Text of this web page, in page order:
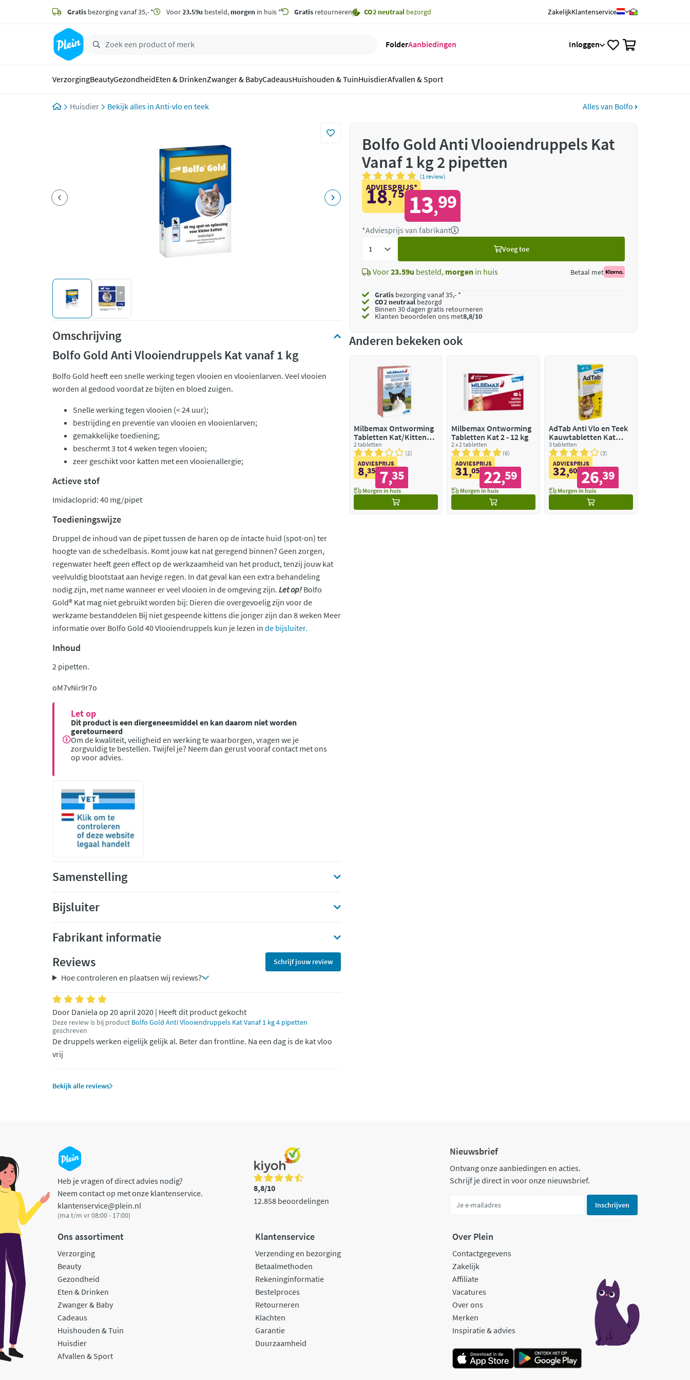
zoeken
hoofdinhoud
Gratis bezorging vanaf 35,- * Voor23.59u besteld, morgen in huis * Gratis retourneren CO2 neutraal bezorgd ZakelijkKlantenservice
FolderAanbiedingen Inloggen
VerzorgingBeautyGezondheidEten & DrinkenZwanger & BabyCadeausHuishouden & TuinHuisdierAfvallen & Sport
Huisdier Anti-vlo en teek Alles van Bolfo
Omschrijving
Bolfo Gold Anti Vlooiendruppels Kat vanaf 1 kg
Bolfo Gold heeft een snelle werking tegen vlooien en vlooienlarven. Veel vlooien
worden al gedood voordat ze bijten en bloed zuigen.
Snelle werking tegen vlooien (< 24 uur);
bestrijding en preventie van vlooien en vlooienlarven;
gemakkelijke toediening;
beschermt 3 tot 4 weken tegen vlooien;
zeer geschikt voor katten met een vlooienallergie;
Actieve stof
Imidacloprid: 40 mg/pipet
Toedieningswijze
Druppel de inhoud van de pipet tussen de haren op de intacte huid (spot-on) ter
hoogte van de schedelbasis. Komt jouw kat nat geregend binnen? Geen zorgen,
regenwater heeft geen effect op de werkzaamheid van het product, tenzij jouw kat
veelvuldig blootstaat aan hevige regen. In dat geval kan een extra behandeling
nodig zijn, met name wanneer er veel vlooien in de omgeving zijn. Let op! Bolfo
Gold® Kat mag niet gebruikt worden bij: Dieren die overgevoelig zijn voor de
werkzame bestanddelen Bij niet gespeende kittens die jonger zijn dan 8 weken Meer
informatie over Bolfo Gold 40 Vlooiendruppels kun je lezen in de bijsluiter.
Inhoud
2 pipetten.
oM7vNir9r7o
Let op
Dit product is een diergeneesmiddel en kan daarom niet worden
geretourneerd
Om de kwaliteit, veiligheid en werking te waarborgen, vragen we je
zorgvuldig te bestellen. Twijfel je? Neem dan gerust vooraf contact met ons
op voor advies.
Samenstelling
Bijsluiter
Fabrikant informatie
Reviews
Schrijf jouw review
Hoe controleren en plaatsen wij reviews?
Door Daniela op 20 april 2020 | Heeft dit product gekocht
Deze review is bij product Bolfo Gold Anti Vlooiendruppels Kat Vanaf 1 kg 4 pipetten
geschreven
De druppels werken eigelijk gelijk al. Beter dan frontline. Na een dag is de kat vloo
vrij
Bekijk alle reviews
Bolfo Gold Anti Vlooiendruppels Kat
Vanaf 1 kg 2 pipetten
(1 review)
ADVIESPRIJS*
18,75 13,99
*Adviesprijs van fabrikant
Voeg toe
Voor23.59u besteld, morgen in huis Betaal met
Gratis bezorging vanaf 35,- *
CO2 neutraalbezorgd
Binnen 30 dagen gratis retourneren
Klanten beoordelen ons met8,8/10
Anderen bekeken ook
Milbemax Ontworming
Tabletten Kat/Kitten
0,5 - 2 kg
2 tabletten
2
ADVIESPRIJS
8,35 7,35
Morgen in huis
Milbemax Ontworming
Tabletten Kat 2 - 12 kg
2 x 2 tabletten
6
ADVIESPRIJS
31,05 22,59
Morgen in huis
AdTab Anti Vlo en Teek
Kauwtabletten Kat
>2,0-8,0 kg
3 tabletten
3
ADVIESPRIJS
32,60 26,39
Morgen in huis
Heb je vragen of direct advies nodig?
Neem contact op met onze klantenservice.
klantenservice@plein.nl
(ma t/m vr 08:00 - 17:00)
8,8/10
12.858 beoordelingen
Nieuwsbrief
Ontvang onze aanbiedingen en acties.
Schrijf je direct in voor onze nieuwsbrief.
Inschrijven
Ons assortiment
Verzorging
Beauty
Gezondheid
Eten & Drinken
Zwanger & Baby
Cadeaus
Huishouden & Tuin
Huisdier
Afvallen & Sport
Klantenservice
Verzending en bezorging
Betaalmethoden
Rekeninginformatie
Bestelproces
Retourneren
Klachten
Garantie
Duurzaamheid
Over Plein
Contactgegevens
Zakelijk
Affiliate
Vacatures
Over ons
Merken
Inspiratie & advies